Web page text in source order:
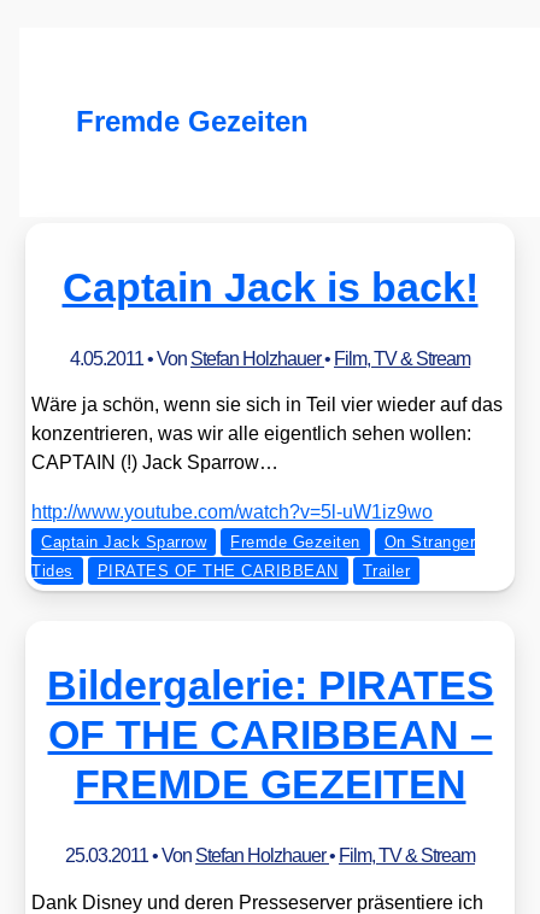
Fremde Gezeiten
Captain Jack is back!
4.05.2011• Von Stefan Holzhauer• Film, TV & Stream
Wäre ja schön, wenn sie sich in Teil vier wie­der auf das
kon­zen­trie­ren, was wir alle eigent­lich sehen wol­len:
CAPTAIN (!) Jack Spar­row…
http://​www​.you​tube​.com/​w​a​t​c​h​?​v​=​5​l​-​u​W​1​i​z​9wo
Captain Jack Sparrow Fremde Gezeiten
On Stranger
Tides
PIRATES OF THE CARIBBEAN Trailer
Bildergalerie: PIRATES
OF THE CARIBBEAN –
FREMDE GEZEITEN
25.03.2011• Von Stefan Holzhauer• Film, TV & Stream
Dank Dis­ney und deren Pres­se­ser­ver prä­sen­tie­re ich